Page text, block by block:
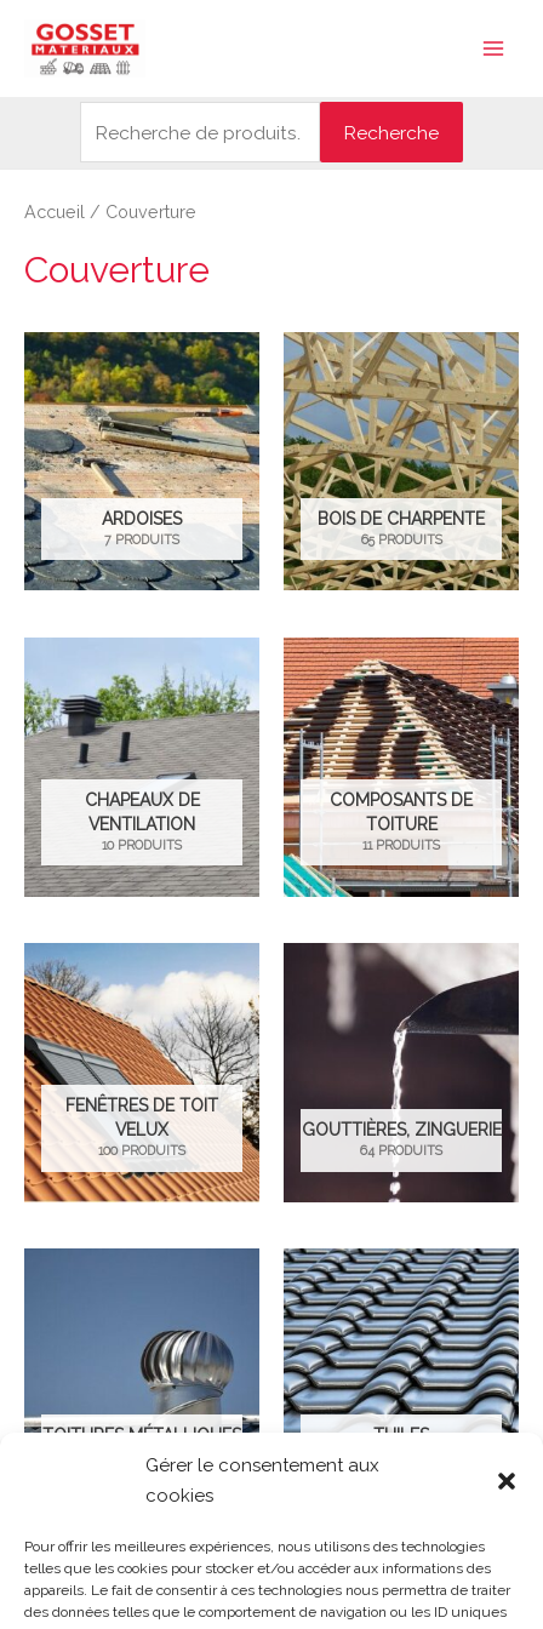
Gérer le consentement aux
cookies
Pour offrir les meilleures expériences, nous utilisons des technologies
telles que les cookies pour stocker et/ou accéder aux informations des
appareils. Le fait de consentir à ces technologies nous permettra de traiter
des données telles que le comportement de navigation ou les ID uniques
contenu
pour :
Recherche
Accueil / Couverture
Couverture
ARDOISES
7 PRODUITS
BOIS DE CHARPENTE
65 PRODUITS
CHAPEAUX DE
VENTILATION
10 PRODUITS
COMPOSANTS DE
TOITURE
11 PRODUITS
FENÊTRES DE TOIT
VELUX
100 PRODUITS
GOUTTIÈRES, ZINGUERIE
64 PRODUITS
TOITURES MÉTALLIQUES
11 PRODUITS
TUILES